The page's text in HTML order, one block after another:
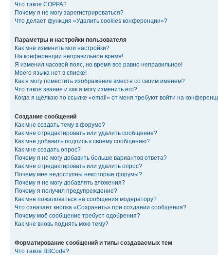
Что такое COPPA?
Почему я не могу зарегистрироваться?
Что делает функция «Удалить cookies конференции»?
Параметры и настройки пользователя
Как мне изменить мои настройки?
На конференции неправильное время!
Я изменил часовой пояс, но время все равно неправильное!
Моего языка нет в списке!
Как я могу поместить изображение вместе со своим именем?
Что такое звание и как я могу изменить его?
Когда я щёлкаю по ссылке «email» от меня требуют войти на
Создание сообщений
Как мне создать тему в форуме?
Как мне отредактировать или удалить сообщение?
Как мне добавить подпись к своему сообщению?
Как мне создать опрос?
Почему я не могу добавить больше вариантов ответа?
Как мне отредактировать или удалить опрос?
Почему мне недоступны некоторые форумы?
Почему я не могу добавлять вложения?
Почему я получил предупреждение?
Как мне пожаловаться на сообщения модератору?
Что означает кнопка «Сохранить» при создании сообщения?
Почему моё сообщение требует одобрения?
Как мне вновь поднять мою тему?
Форматирование сообщений и типы создаваемых тем
Что такое BBCode?